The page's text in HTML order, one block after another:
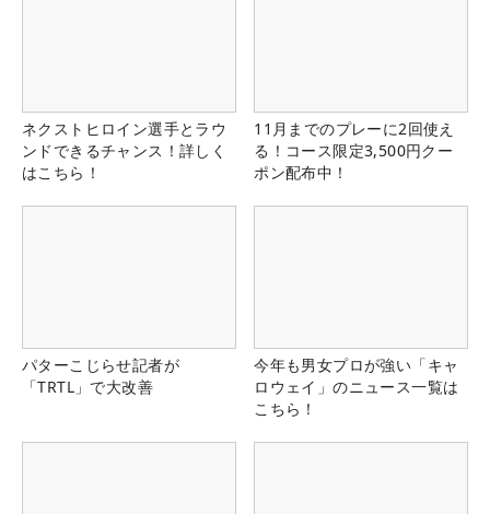
ネクストヒロイン選手とラウ
ンドできるチャンス！詳しく
はこちら！
11月までのプレーに2回使え
る！コース限定3,500円クー
ポン配布中！
パターこじらせ記者が
「TRTL」で大改善
今年も男女プロが強い「キャ
ロウェイ」のニュース一覧は
こちら！